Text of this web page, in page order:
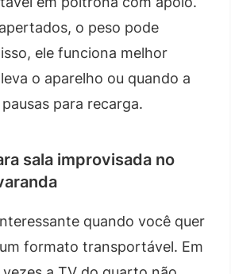
o peso pode
ele funciona melhor
o aparelho ou quando a
para recarga.
sala improvisada no
quando você quer
formato transportável. Em